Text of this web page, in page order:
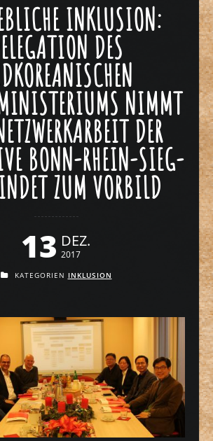
INKLUSION:
DES
NIMMT
DER
BONN-RHEIN-SIEG-
ZUM VORBILD
13 DEZ.
2017
KATEGORIEN INKLUSION